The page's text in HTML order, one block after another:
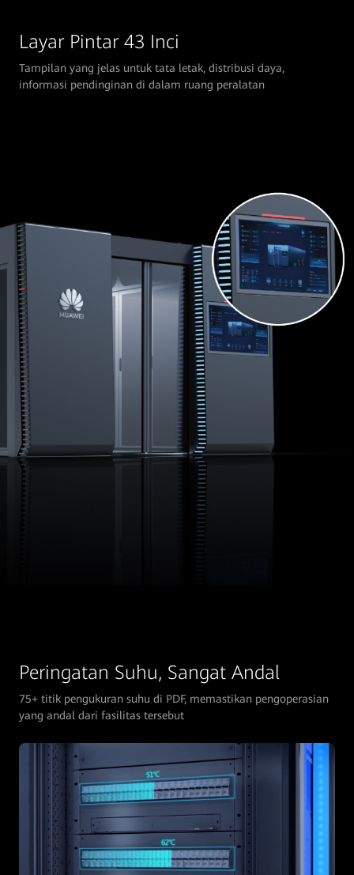
Layar Pintar 43 Inci
Tampilan yang jelas untuk tata letak, distribusi daya,
informasi pendinginan di dalam ruang peralatan
Peringatan Suhu, Sangat Andal
75+ titik pengukuran suhu di PDF, memastikan pengoperasian
yang andal dari fasilitas tersebut